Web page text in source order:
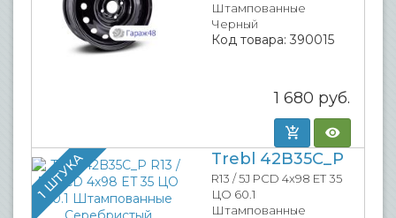
Штампованные
Черный
Код товара: 390015
1 680 руб.
1 ШТУКА Trebl 42B35C_P
R13 / 5J PCD 4x98 ET 35
ЦО 60.1
Штампованные